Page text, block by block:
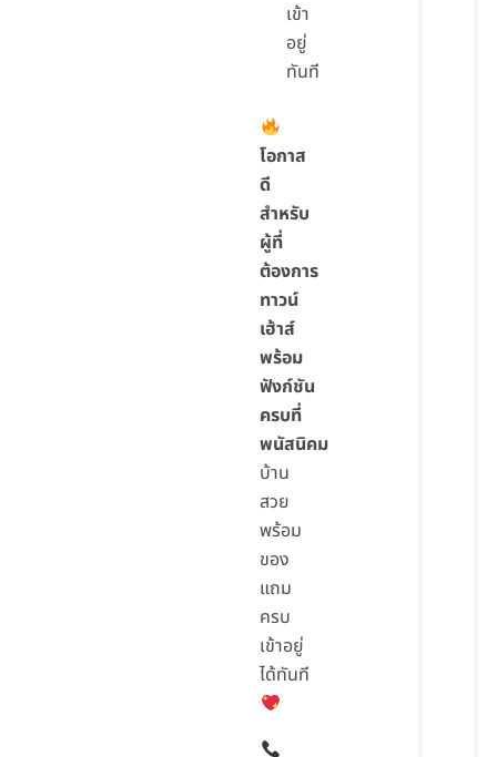
เข้า
อยู่
ทันที
โอกาส
ดี
สำหรับ
ผู้ที่
ต้องการ
ทาวน์
เฮ้าส์
พร้อม
ฟังก์ชัน
ครบที่
พนัสนิคม
บ้าน
สวย
พร้อม
ของ
แถม
ครบ
เข้าอยู่
ได้ทันที